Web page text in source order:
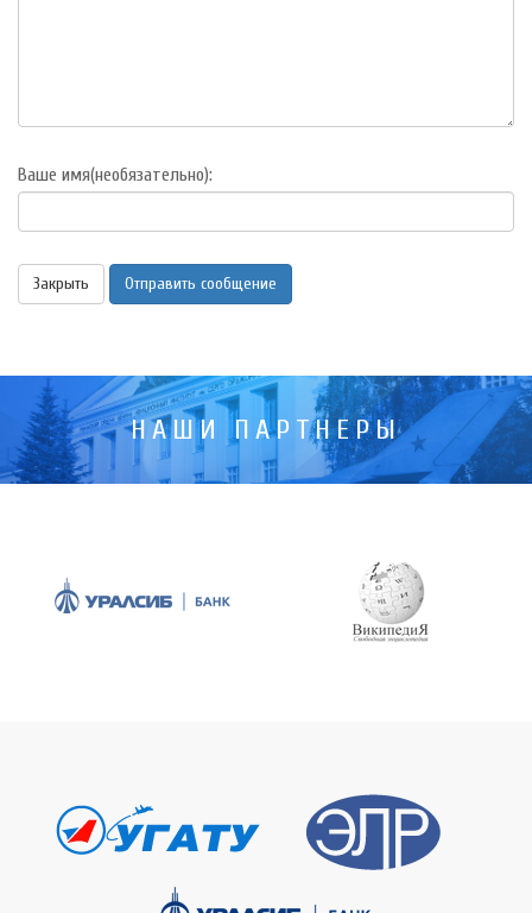
Ваше имя(необязательно):
Закрыть Отправить сообщение
НАШИ ПАРТНЕРЫ